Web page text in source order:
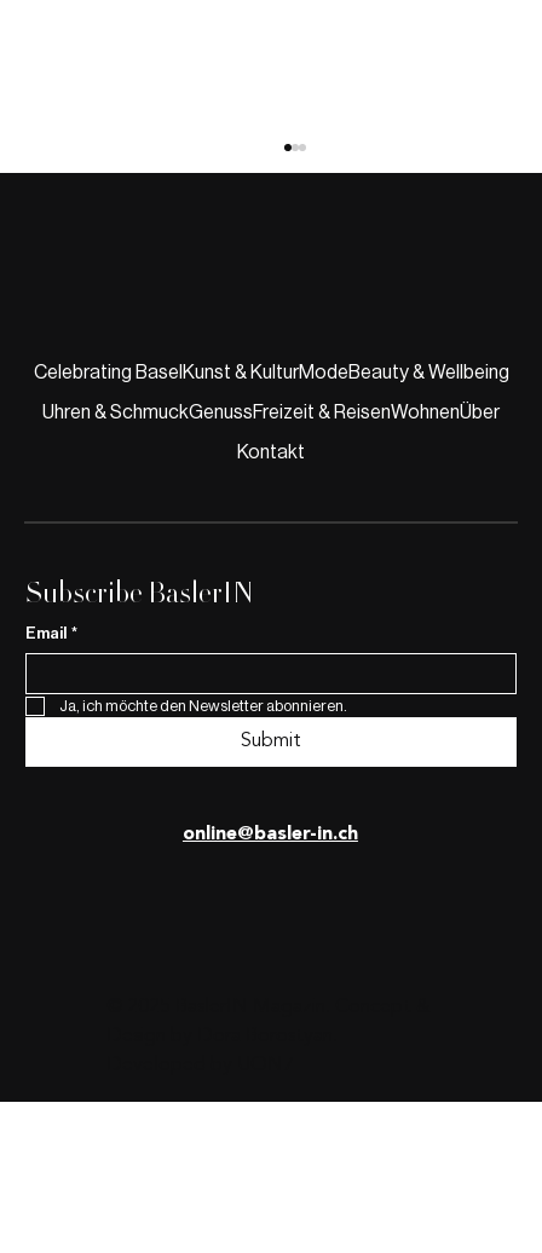
schönsten Modetrends als
online@basler-in.ch
Celebrating Basel Kunst & KulturModeBeauty & Wellbeing
Uhren & SchmuckGenussFreizeit & ReisenWohnenÜber
Kontakt
Subscribe BaslerIN
Email *
Ja, ich möchte den Newsletter abonnieren.
Submit